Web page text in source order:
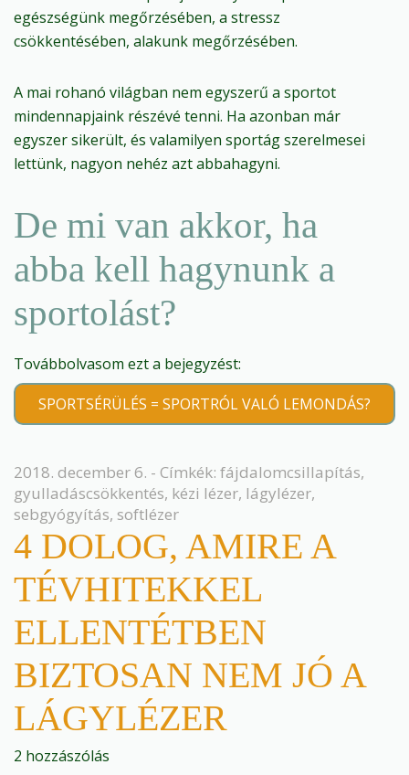
egészségünk megőrzésében, a stressz
csökkentésében, alakunk megőrzésében.
A mai rohanó világban nem egyszerű a sportot
mindennapjaink részévé tenni. Ha azonban már
egyszer sikerült, és valamilyen sportág szerelmesei
lettünk, nagyon nehéz azt abbahagyni.
De mi van akkor, ha
abba kell hagynunk a
sportolást?
Továbbolvasom ezt a bejegyzést:
SPORTSÉRÜLÉS = SPORTRÓL VALÓ LEMONDÁS?
2018. december 6. - Címkék: fájdalomcsillapítás,
gyulladáscsökkentés, kézi lézer, lágylézer,
sebgyógyítás, softlézer
4 DOLOG, AMIRE A
TÉVHITEKKEL
ELLENTÉTBEN
BIZTOSAN NEM JÓ A
LÁGYLÉZER
2 hozzászólás